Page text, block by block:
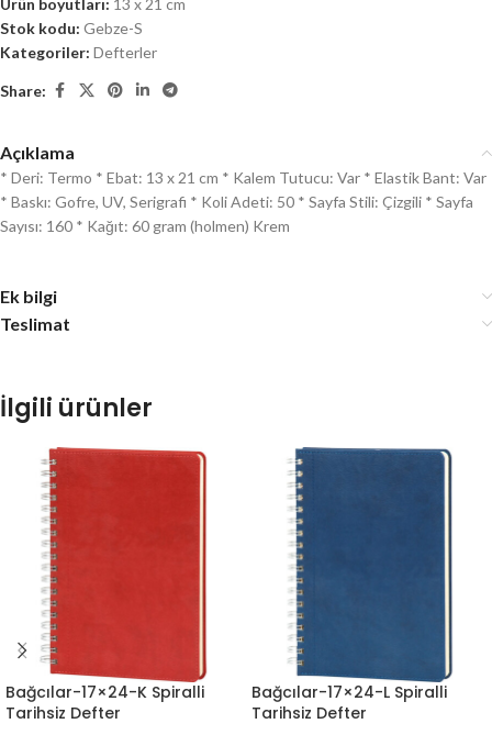
Ürün boyutları: 13 x 21 cm
Stok kodu: Gebze-S
Kategoriler: Defterler
Share:
Açıklama
* Deri: Termo * Ebat: 13 x 21 cm * Kalem Tutucu: Var * Elastik Bant: Var
* Baskı: Gofre, UV, Serigrafi * Koli Adeti: 50 * Sayfa Stili: Çizgili * Sayfa
Sayısı: 160 * Kağıt: 60 gram (holmen) Krem
Ek bilgi
Teslimat
İlgili ürünler
Bağcılar-17×24-K Spiralli
Tarihsiz Defter
Bağcılar-17×24-L Spiralli
Tarihsiz Defter